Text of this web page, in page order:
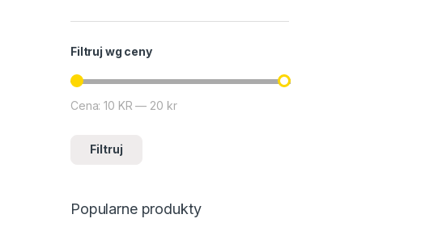
Filtruj wg ceny
Cena min
Cena max
Filtruj
Cena:10 KR — 20 kr
Popularne produkty